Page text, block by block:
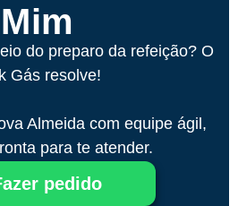
Mim
do preparo da refeição? O
Gás resolve!
Almeida com equipe ágil,
para te atender.
pedido